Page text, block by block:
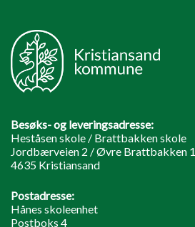
Besøks- og leveringsadresse:
Heståsen skole / Brattbakken skole
Jordbærveien 2 / Øvre Brattbakken 1
4635 Kristiansand
Postadresse:
Hånes skoleenhet
Postboks 4